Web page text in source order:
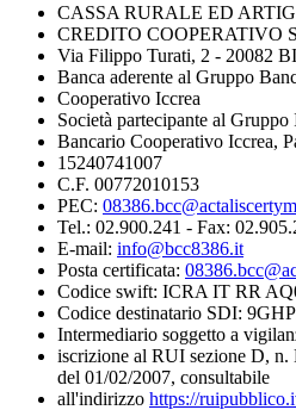
CASSA RURALE ED
CREDITO COOPERATIVO
Via Filippo Turati, 2 - 20082
Banca aderente al Gruppo
Cooperativo Iccrea
Società partecipante al
Bancario Cooperativo Iccrea,
15240741007
C.F. 00772010153
PEC:
Tel.: 02.900.241 - Fax:
E-mail: info@bcc8386.it
Posta certificata:
Codice swift: ICRA IT RR
Codice destinatario SDI:
Intermediario soggetto a
iscrizione al RUI sezione D, n.
del 01/02/2007, consultabile
all'indirizzo https://